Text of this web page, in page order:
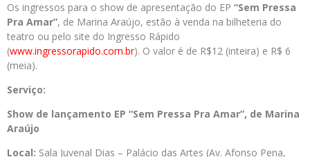
Os ingressos para o show de apresentação do EP “Sem Pressa
Pra Amar”, de Marina Araújo, estão à venda na bilheteria do
teatro ou pelo site do Ingresso Rápido
(www.ingressorapido.com.br). O valor é de R$12 (inteira) e R$ 6
(meia).
Serviço:
Show de lançamento EP “Sem Pressa Pra Amar”, de Marina
Araújo
Local: Sala Juvenal Dias – Palácio das Artes (Av. Afonso Pena,